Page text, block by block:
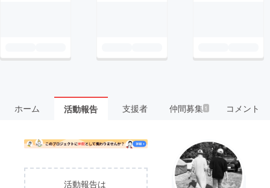
ホーム 活動報告 支援者 仲間募集 1 コメント
活動報告は